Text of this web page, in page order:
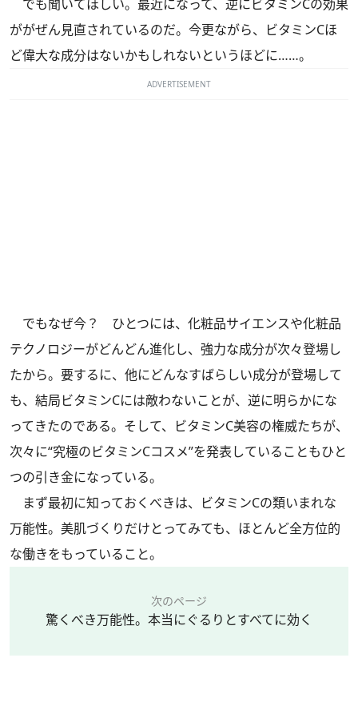
でも聞いてほしい。最近になって、逆にビタミンCの効果
ががぜん見直されているのだ。今更ながら、ビタミンCほ
ど偉大な成分はないかもしれないというほどに……。
ADVERTISEMENT
でもなぜ今？ ひとつには、化粧品サイエンスや化粧品
テクノロジーがどんどん進化し、強力な成分が次々登場し
たから。要するに、他にどんなすばらしい成分が登場して
も、結局ビタミンCには敵わないことが、逆に明らかにな
ってきたのである。そして、ビタミンC美容の権威たちが、
次々に“究極のビタミンCコスメ”を発表していることもひと
つの引き金になっている。
まず最初に知っておくべきは、ビタミンCの類いまれな
万能性。美肌づくりだけとってみても、ほとんど全方位的
な働きをもっていること。
次のページ
驚くべき万能性。本当にぐるりとすべてに効く